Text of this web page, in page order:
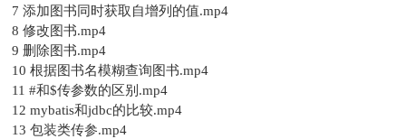
7 添加图书同时获取自增列的值.mp4
8 修改图书.mp4
9 删除图书.mp4
10 根据图书名模糊查询图书.mp4
11 #和$传参数的区别.mp4
12 mybatis和jdbc的比较.mp4
13 包装类传参.mp4